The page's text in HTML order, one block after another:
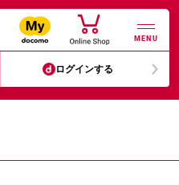
MENU
ログインする